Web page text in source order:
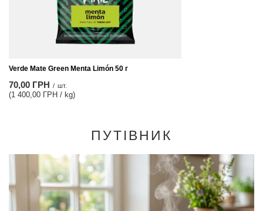
Verde Mate Green Menta Limón 50 г
70,00 ГРН / шт.
(1 400,00 ГРН / kg)
ПУТІВНИК